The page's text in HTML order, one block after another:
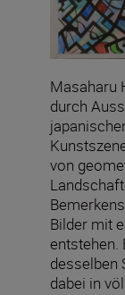
Masaharu
durch
von
Bilder mit
entstehen.
desselben
dabei in